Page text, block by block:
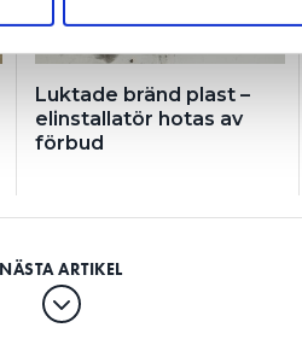
Luktade bränd plast –
elinstallatör hotas av
förbud